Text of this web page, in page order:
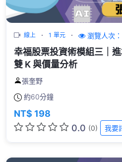
線上 1 單元 瀏覽人次
幸福股票投資術模組三｜
雙 K 與價量分析
張奎野
約60分鐘
NT$ 198
0.0 (0) 我要